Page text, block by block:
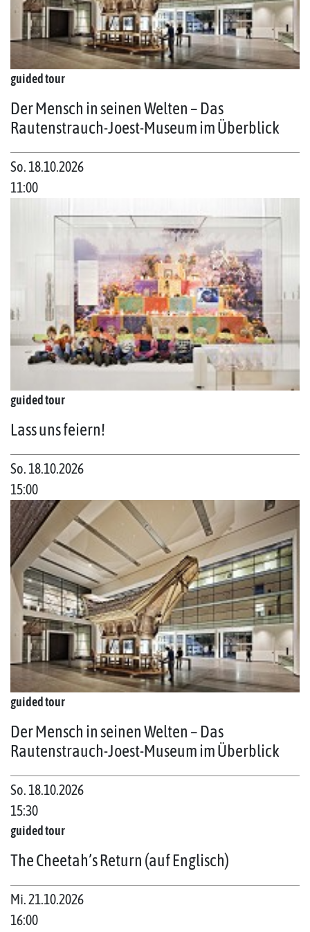
guided tour
Der Mensch in seinen Welten – Das
Rautenstrauch-Joest-Museum im Überblick
So. 18.10.2026
11:00
guided tour
Lass uns feiern!
So. 18.10.2026
15:00
guided tour
Der Mensch in seinen Welten – Das
Rautenstrauch-Joest-Museum im Überblick
So. 18.10.2026
15:30
guided tour
The Cheetah’s Return (auf Englisch)
Mi. 21.10.2026
16:00